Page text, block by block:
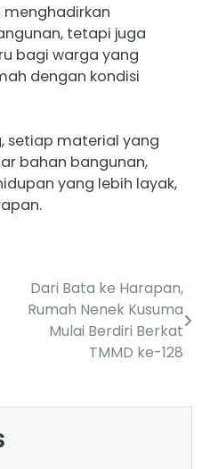
menghadirkan
tetapi juga
bagi warga yang
dengan kondisi
setiap material yang
bahan bangunan,
yang lebih layak,
Dari Bata ke Harapan,
Rumah Nenek Kusuma
Mulai Berdiri Berkat
TMMD ke-128